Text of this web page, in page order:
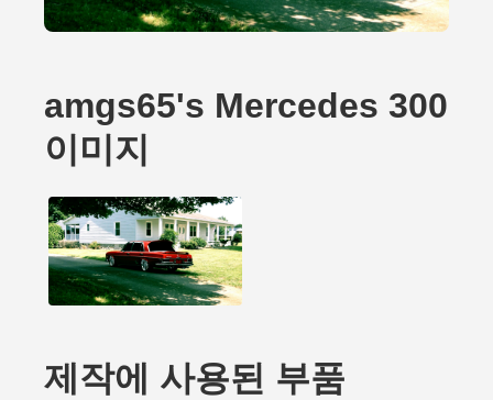
amgs65's Mercedes 300
이미지
제작에 사용된 부품